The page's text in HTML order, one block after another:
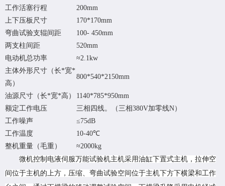
工作活塞行程
200mm
上下压板尺寸
170*170mm
弯曲试验支辊间距
100- 450mm
两支柱间距
520mm
电动机总功率
≈2.1kw
主体外形尺寸（长*宽*
高）
800*540*2150mm
油源尺寸（长*宽*高）
1140*785*950mm
额定工作电压
三相四线。（三相380V加零线N）
工作噪声
≤75dB
工作温度
10-40℃
整机重量（毛重）
≈2000kg
微机控制电液伺服万能试验机主机采用油缸下置式主机，拉伸空
间位于主机的上方，压缩、弯曲试验空间位于主机下方下横梁和工作